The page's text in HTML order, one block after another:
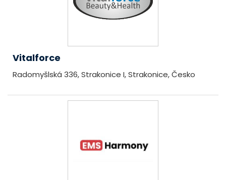
Vitalforce
Radomyšlská 336, Strakonice I, Strakonice, Česko